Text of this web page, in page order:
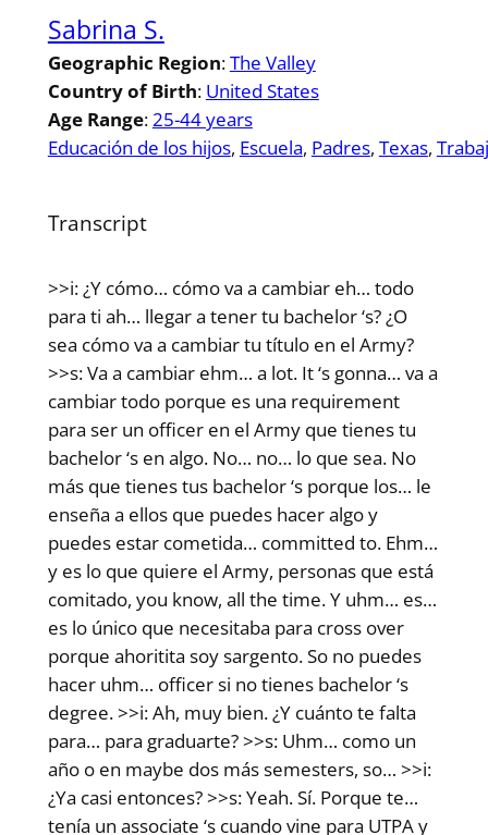
Sabrina S.
Geographic Region:The Valley
Country of Birth: United States
Age Range:25-44 years
Educación de los hijos, Escuela, Padres, Texas,
Transcript
>>i: ¿Y cómo… cómo va a cambiar eh… todo
para ti ah… llegar a tener tu bachelor ‘s? ¿O
sea cómo va a cambiar tu título en el Army?
>>s: Va a cambiar ehm… a lot. It ‘s gonna… va a
cambiar todo porque es una requirement
para ser un officer en el Army que tienes tu
bachelor ‘s en algo. No… no… lo que sea. No
más que tienes tus bachelor ‘s porque los… le
enseña a ellos que puedes hacer algo y
puedes estar cometida… committed to. Ehm…
y es lo que quiere el Army, personas que está
comitado, you know, all the time. Y uhm… es…
es lo único que necesitaba para cross over
porque ahoritita soy sargento. So no puedes
hacer uhm… officer si no tienes bachelor ‘s
degree. >>i: Ah, muy bien. ¿Y cuánto te falta
para… para graduarte? >>s: Uhm… como un
año o en maybe dos más semesters, so… >>i:
¿Ya casi entonces? >>s: Yeah. Sí. Porque te…
tenía un associate ‘s cuando vine para UTPA y